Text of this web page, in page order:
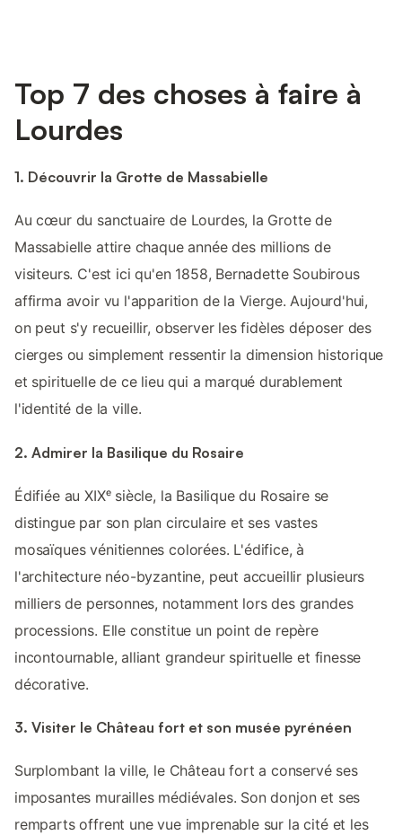
Top 7 des choses à faire à
Lourdes
1. Découvrir la Grotte de Massabielle
Au cœur du sanctuaire de Lourdes, la Grotte de
Massabielle attire chaque année des millions de
visiteurs. C'est ici qu'en 1858, Bernadette Soubirous
affirma avoir vu l'apparition de la Vierge. Aujourd'hui,
on peut s'y recueillir, observer les fidèles déposer des
cierges ou simplement ressentir la dimension historique
et spirituelle de ce lieu qui a marqué durablement
l'identité de la ville.
2. Admirer la Basilique du Rosaire
Édifiée au XIXᵉ siècle, la Basilique du Rosaire se
distingue par son plan circulaire et ses vastes
mosaïques vénitiennes colorées. L'édifice, à
l'architecture néo-byzantine, peut accueillir plusieurs
milliers de personnes, notamment lors des grandes
processions. Elle constitue un point de repère
incontournable, alliant grandeur spirituelle et finesse
décorative.
3. Visiter le Château fort et son musée pyrénéen
Surplombant la ville, le Château fort a conservé ses
imposantes murailles médiévales. Son donjon et ses
remparts offrent une vue imprenable sur la cité et les